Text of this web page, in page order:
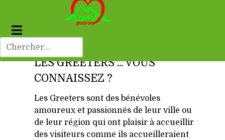
LES GREETERS ... VOUS
CONNAISSEZ ?
Les Greeters sont des bénévoles
amoureux et passionnés de leur ville ou
de leur région qui ont plaisir à accueillir
des visiteurs comme ils accueilleraient